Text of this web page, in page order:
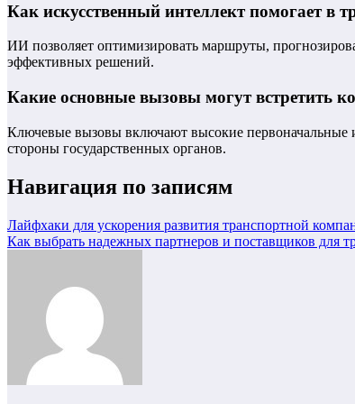
Как искусственный интеллект помогает в
ИИ позволяет оптимизировать маршруты,
эффективных решений.
Какие основные вызовы могут встретить
Ключевые вызовы включают высокие первоначальные
стороны государственных органов.
Навигация по записям
Лайфхаки для ускорения развития транспортной
Как выбрать надежных партнеров и поставщиков для